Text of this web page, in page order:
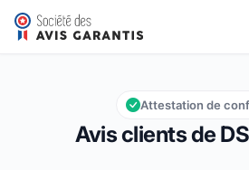
DSTOCK41
Note globale : 9,6 sur 10
9,6/10
Avis clients de
Attestation de